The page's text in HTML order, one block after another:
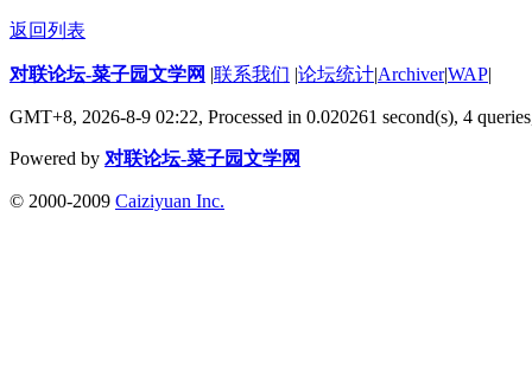
返回列表
对联论坛-菜子园文学网 |联系我们 |论坛统计|Archiver|WAP|
GMT+8, 2026-8-9 02:22, Processed in 0.020261 second(s), 4
Powered by 对联论坛-菜子园文学网
© 2000-2009 Caiziyuan Inc.